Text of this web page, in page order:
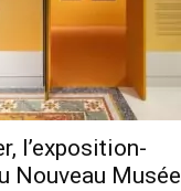
l’exposition-
Nouveau Musée